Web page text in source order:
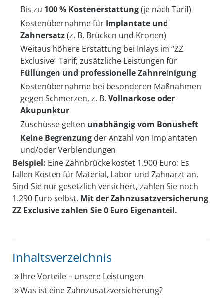
Bis zu 100 % Kostenerstattung(je nach Tarif)
Kostenübernahme für Implantate und
Zahnersatz(z. B. Brücken und Kronen)
Weitaus höhere Erstattung bei Inlays im “ZZ
Exclusive” Tarif; zusätzliche Leistungen für
Füllungen und professionelle Zahnreinigung
Kostenübernahme bei besonderen Maßnahmen
gegen Schmerzen, z. B. Vollnarkose oder
Akupunktur
Zuschüsse gelten unabhängig vom Bonusheft
Keine Begrenzung der Anzahl von Implantaten
und/oder Verblendungen
Beispiel: Eine Zahnbrücke kostet 1.900 Euro: Es
fallen Kosten für Material, Labor und Zahnarzt an.
Sind Sie nur gesetzlich versichert, zahlen Sie noch
1.290 Euro selbst. Mit der Zahnzusatzversicherung
ZZ Exclusive zahlen Sie 0 Euro Eigenanteil.
Inhaltsverzeichnis
Ihre Vorteile – unsere Leistungen
Was ist eine Zahnzusatzversicherung?